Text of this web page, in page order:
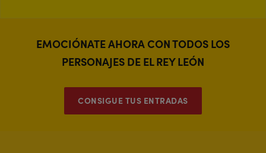
EMOCIÓNATE AHORA CON TODOS LOS
PERSONAJES DE EL REY LEÓN
CONSIGUE TUS ENTRADAS